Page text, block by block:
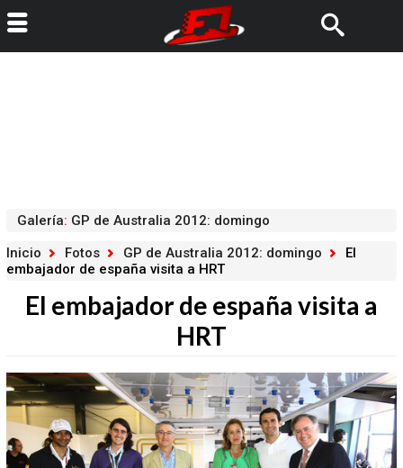
Galería: GP de Australia 2012: domingo
Inicio
Fotos GP de Australia 2012: domingo
El
embajador de españa visita a HRT
El embajador de españa visita a
HRT